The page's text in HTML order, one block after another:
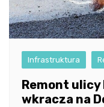
Infrastruktura
Remont ulicy
wkracza na